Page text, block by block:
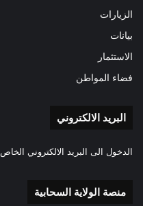
الزيارات
بيانات
الاستثمار
فضاء المواطن
البريد الالكتروني
الدخول الى البريد الالكتروني الخاص
منصة الولاية السحابية